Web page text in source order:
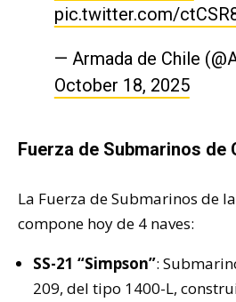
pic.twitter.com/
— Armada de Chile
October 18, 2025
Fuerza de Submarinos de
La Fuerza de Submarinos de la
compone hoy de 4 naves:
SS-21 “Simpson”:
209, del tipo 1400-L,